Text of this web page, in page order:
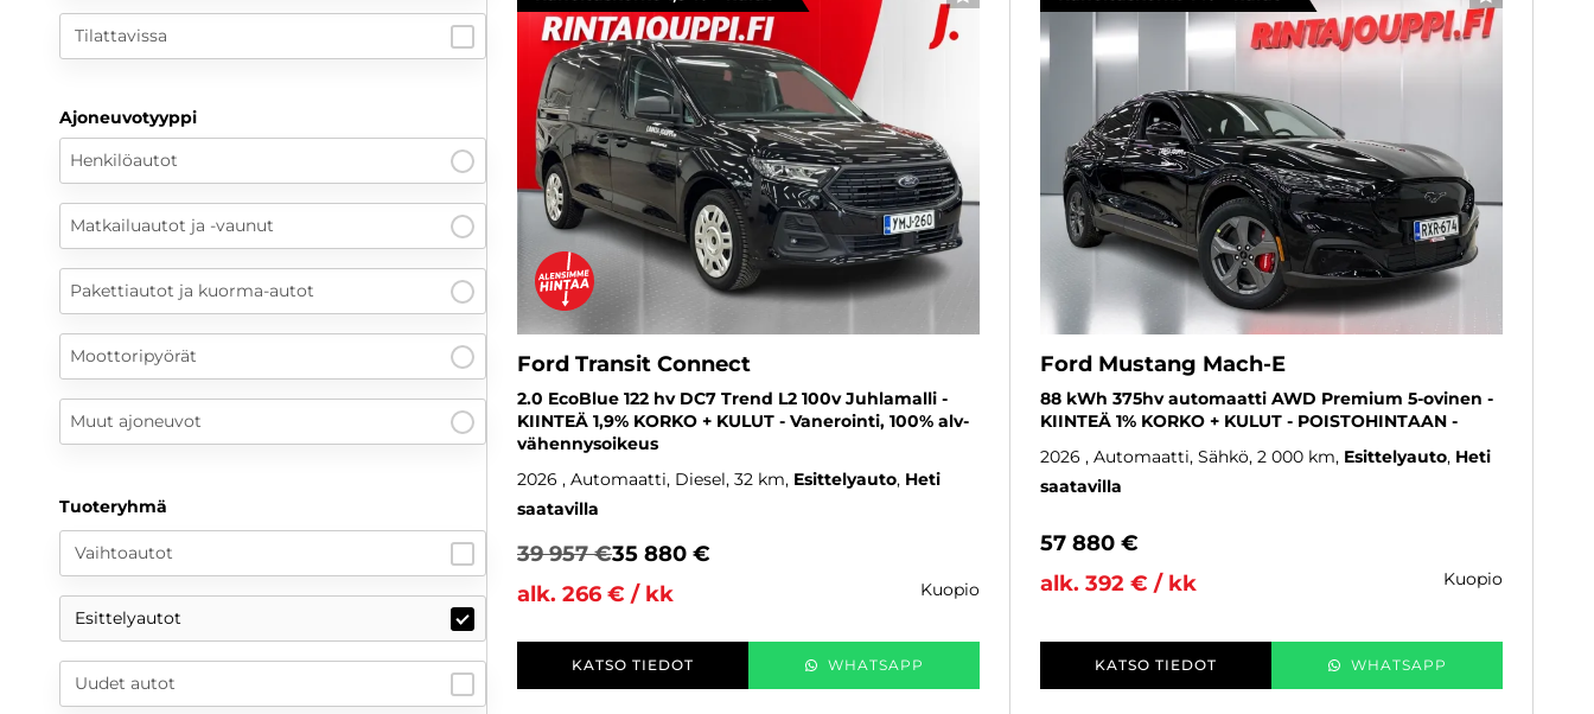
Tilattavissa
Ajoneuvotyyppi
Henkilöautot
Matkailuautot ja -vaunut
Pakettiautot ja kuorma-autot
Moottoripyörät
Muut ajoneuvot
Tuoteryhmä
Vaihtoautot
Esittelyautot
Uudet autot
Ford Transit Connect
2.0 EcoBlue 122 hv DC7 Trend L2 100v Juhlamalli -
KIINTEÄ 1,9% KORKO + KULUT - Vanerointi, 100% alv-
vähennysoikeus
2026 , Automaatti, Diesel, 32 km Esittelyauto Heti
saatavilla
39 957 €35 880 €
alk. 266 € / kk
kuopio
KATSO TIEDOT WHATSAPP
Ford Mustang Mach-E
88 kWh 375hv automaatti AWD Premium 5-ovinen -
KIINTEÄ 1% KORKO + KULUT - POISTOHINTAAN -
2026 , Automaatti, Sähkö, 2 000 km Esittelyauto Heti
saatavilla
57 880 €
alk. 392 € / kk
kuopio
KATSO TIEDOT WHATSAPP